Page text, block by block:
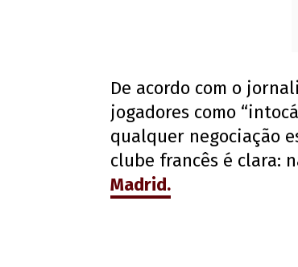
De acordo com o
jogadores como
qualquer negociação
clube francês é clara:
Madrid.